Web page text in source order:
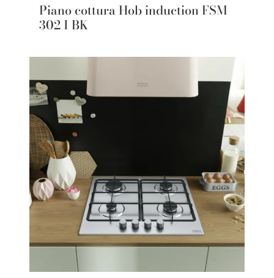
Piano cottura Hob induction FSM
302 I BK